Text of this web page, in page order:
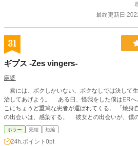
最終更新日
31
ギプス -Zes vingers-
麻婆
君には、ボクしかいない。ボクなしでは決して
治してあげよう。 ある日、怪我をした僕はERへと足を向けた。 すると、そ
こにちょうど重篤な患者が運ばれてくる。 「焼身自殺をはかったんだよ」 そ
の出会いは、感染する。 彼女との出会いが、僕の
ホラー 完結 短編
24h.ポイント 0pt